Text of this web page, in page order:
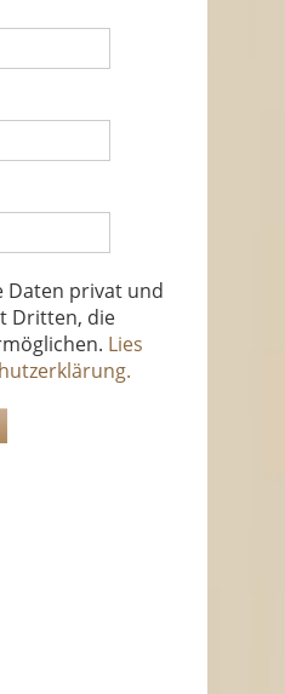
Daten privat und
Dritten, die
Lies